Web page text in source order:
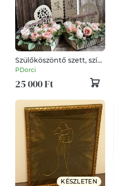
Szülőköszöntő szett, szív
alakú virág boxokkal,
felirattal, bortartókkal -
"Az első tánc!" mintával
PDorci
25 000 Ft
KÉSZLETEN